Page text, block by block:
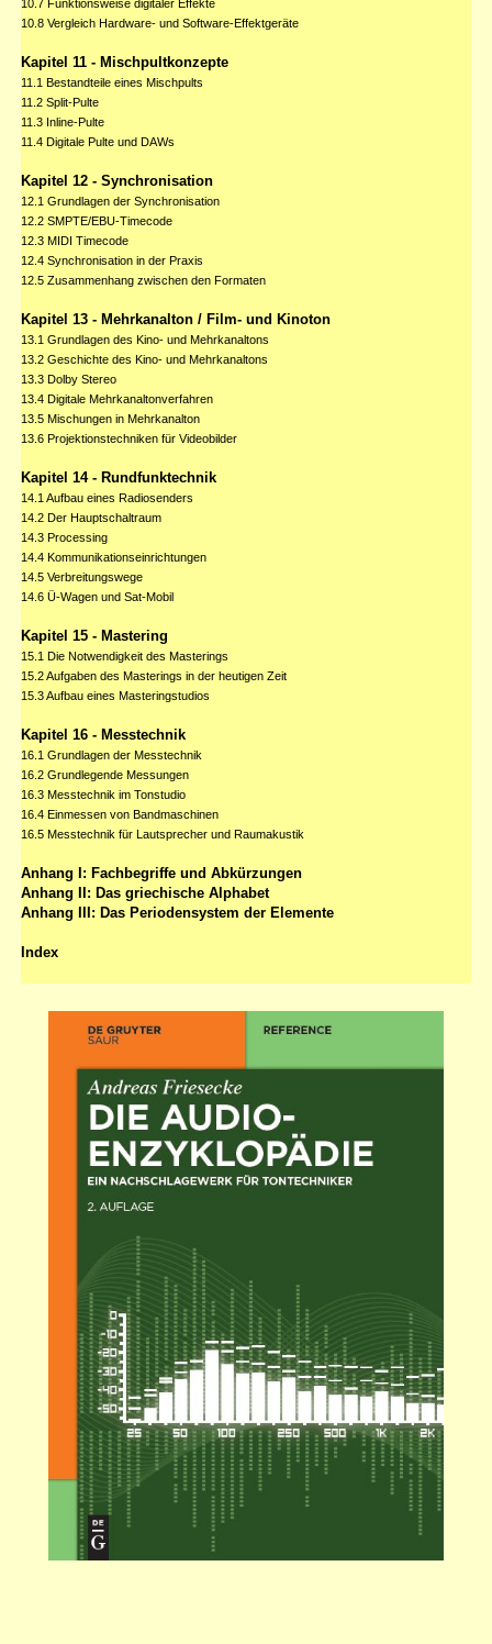
10.7 Funktionsweise digitaler Effekte
10.8 Vergleich Hardware- und Software-Effektgeräte
Kapitel 11 - Mischpultkonzepte
11.1 Bestandteile eines Mischpults
11.2 Split-Pulte
11.3 Inline-Pulte
11.4 Digitale Pulte und DAWs
Kapitel 12 - Synchronisation
12.1 Grundlagen der Synchronisation
12.2 SMPTE/EBU-Timecode
12.3 MIDI Timecode
12.4 Synchronisation in der Praxis
12.5 Zusammenhang zwischen den Formaten
Kapitel 13 - Mehrkanalton / Film- und Kinoton
13.1 Grundlagen des Kino- und Mehrkanaltons
13.2 Geschichte des Kino- und Mehrkanaltons
13.3 Dolby Stereo
13.4 Digitale Mehrkanaltonverfahren
13.5 Mischungen in Mehrkanalton
13.6 Projektionstechniken für Videobilder
Kapitel 14 - Rundfunktechnik
14.1 Aufbau eines Radiosenders
14.2 Der Hauptschaltraum
14.3 Processing
14.4 Kommunikationseinrichtungen
14.5 Verbreitungswege
14.6 Ü-Wagen und Sat-Mobil
Kapitel 15 - Mastering
15.1 Die Notwendigkeit des Masterings
15.2 Aufgaben des Masterings in der heutigen Zeit
15.3 Aufbau eines Masteringstudios
Kapitel 16 - Messtechnik
16.1 Grundlagen der Messtechnik
16.2 Grundlegende Messungen
16.3 Messtechnik im Tonstudio
16.4 Einmessen von Bandmaschinen
16.5 Messtechnik für Lautsprecher und Raumakustik
Anhang I: Fachbegriffe und Abkürzungen
Anhang II: Das griechische Alphabet
Anhang III: Das Periodensystem der Elemente
Index